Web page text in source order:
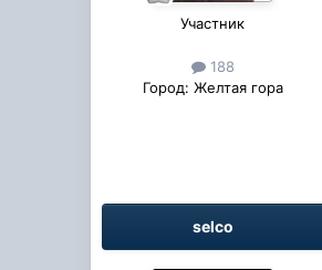
Участник
188
Город: Желтая гора
selco